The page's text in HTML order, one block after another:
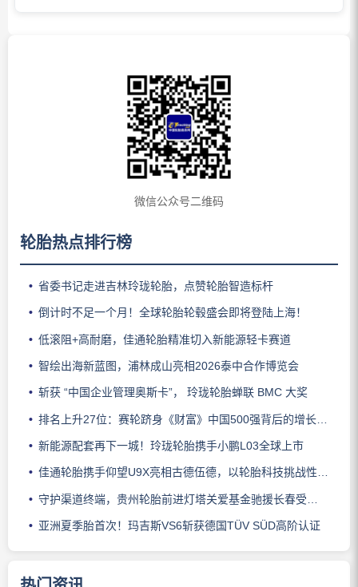
微信公众号二维码
轮胎热点排行榜
省委书记走进吉林玲珑轮胎，点赞轮胎智造标杆
倒计时不足一个月！全球轮胎轮毂盛会即将登陆上海！
低滚阻+高耐磨，佳通轮胎精准切入新能源轻卡赛道
智绘出海新蓝图，浦林成山亮相2026泰中合作博览会
斩获 “中国企业管理奥斯卡”， 玲珑轮胎蝉联 BMC 大奖
排名上升27位：赛轮跻身《财富》中国500强背后的增长逻辑
新能源配套再下一城！玲珑轮胎携手小鹏L03全球上市
佳通轮胎携手仰望U9X亮相古德伍德，以轮胎科技挑战性能边界
守护渠道终端，贵州轮胎前进灯塔关爱基金驰援长春受灾门店
亚洲夏季胎首次！玛吉斯VS6斩获德国TÜV SÜD高阶认证